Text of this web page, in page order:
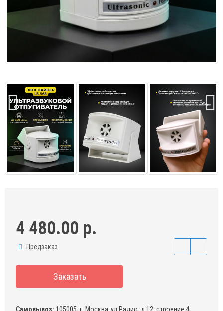
4 480.00 р.
Предзаказ
Заказать
Самовывоз: 105005, г. Москва, ул.Радио, д.12, строение 4,